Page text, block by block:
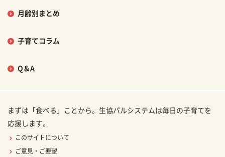
月齢別まとめ
子育てコラム
Q＆A
まずは「食べる」ことから。生協パルシステムは毎日の子育てを
応援します。
このサイトについて
ご意見・ご要望